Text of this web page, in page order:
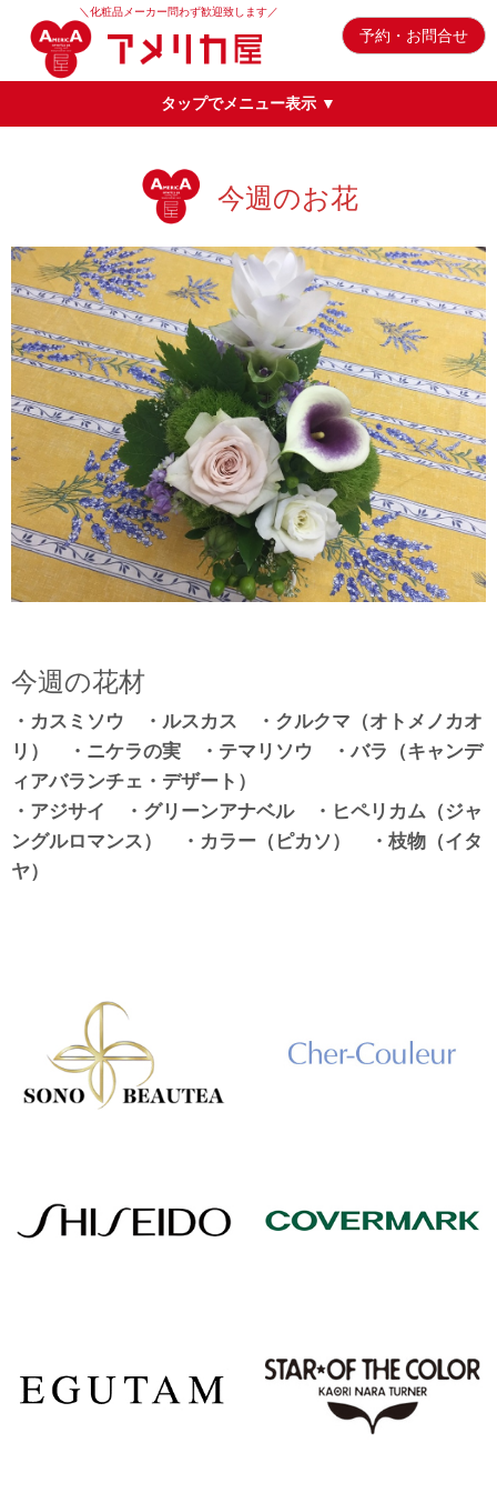
＼化粧品メーカー問わず歓迎致します／
予約・お問合せ
タップでメニュー表示 ▼
今週のお花
今週の花材
・カスミソウ ・ルスカス ・クルクマ（オトメノカオ
リ） ・ニケラの実 ・テマリソウ ・バラ（キャンデ
ィアバランチェ・デザート）
・アジサイ ・グリーンアナベル ・ヒペリカム（ジャ
ングルロマンス） ・カラー（ピカソ） ・枝物（イタ
ヤ）